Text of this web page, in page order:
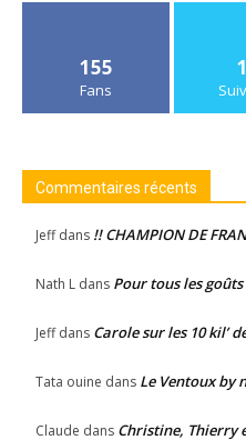
155
Fans
Commentaires récents
Jeffdans !! CHAMPION DE
Nath L dans Pour tous les
Jeffdans Carole sur les 10 kil’
Tata ouine dans Le Ventoux by
Claude dans Christine, Thierry